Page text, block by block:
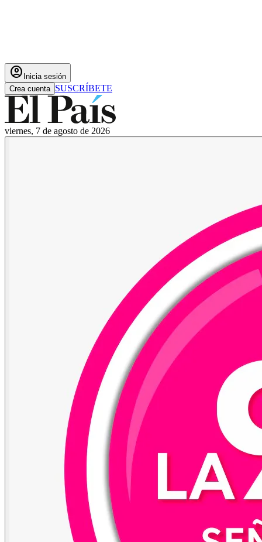
account_circle Inicia sesión
Crea cuenta SUSCRÍBETE
viernes, 7 de agosto de 2026